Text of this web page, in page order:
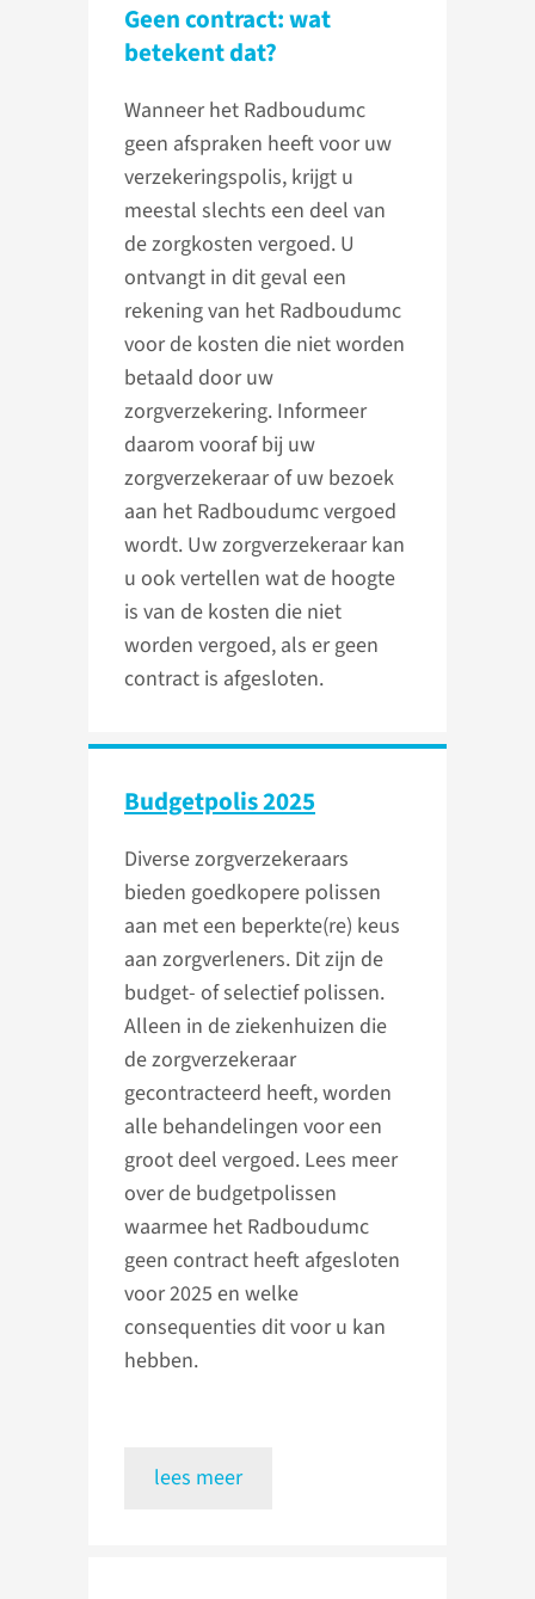
Geen contract: wat
betekent dat?
Wanneer het Radboudumc
geen afspraken heeft voor uw
verzekeringspolis, krijgt u
meestal slechts een deel van
de zorgkosten vergoed. U
ontvangt in dit geval een
rekening van het Radboudumc
voor de kosten die niet worden
betaald door uw
zorgverzekering. Informeer
daarom vooraf bij uw
zorgverzekeraar of uw bezoek
aan het Radboudumc vergoed
wordt. Uw zorgverzekeraar kan
u ook vertellen wat de hoogte
is van de kosten die niet
worden vergoed, als er geen
contract is afgesloten.
Budgetpolis 2025
Diverse zorgverzekeraars
bieden goedkopere polissen
aan met een beperkte(re) keus
aan zorgverleners. Dit zijn de
budget- of selectief polissen.
Alleen in de ziekenhuizen die
de zorgverzekeraar
gecontracteerd heeft, worden
alle behandelingen voor een
groot deel vergoed. Lees meer
over de budgetpolissen
waarmee het Radboudumc
geen contract heeft afgesloten
voor 2025 en welke
consequenties dit voor u kan
hebben.
lees meer